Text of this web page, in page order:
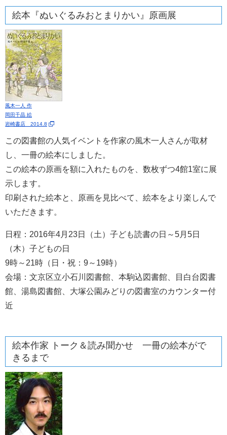
絵本『ぬいぐるみおとまりかい』原画展
風木一人 作
岡田千晶 絵
岩崎書店 2014.8
この図書館の人気イベントを作家の風木一人さんが取材
し、一冊の絵本にしました。
この絵本の原画を額に入れたものを、数枚ずつ4館1室に展
示します。
印刷された絵本と、原画を見比べて、絵本をより楽しんで
いただきます。
日程：2016年4月23日（土）子ども読書の日～5月5日
（木）子どもの日
9時～21時（日・祝：9～19時）
会場：文京区立小石川図書館、本駒込図書館、目白台図書
館、湯島図書館、大塚公園みどりの図書室のカウンター付
近
絵本作家 トーク＆読み聞かせ 一冊の絵本がで
きるまで